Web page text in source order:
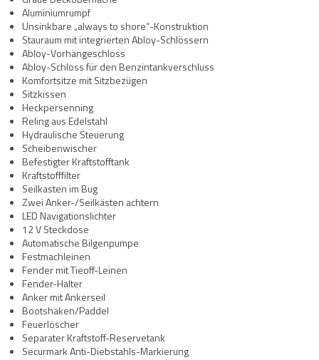
Aluminiumrumpf
Unsinkbare „always to shore“-Konstruktion
Stauraum mit integrierten Abloy-Schlössern
Abloy-Vorhängeschloss
Abloy-Schloss für den Benzintankverschluss
Komfortsitze mit Sitzbezügen
Sitzkissen
Heckpersenning
Reling aus Edelstahl
Hydraulische Steuerung
Scheibenwischer
Befestigter Kraftstofftank
Kraftstofffilter
Seilkasten im Bug
Zwei Anker-/Seilkästen achtern
LED Navigationslichter
12 V Steckdose
Automatische Bilgenpumpe
Festmachleinen
Fender mit Tieoff-Leinen
Fender-Halter
Anker mit Ankerseil
Bootshaken/Paddel
Feuerlöscher
Separater Kraftstoff-Reservetank
Securmark Anti-Diebstahls-Markierung